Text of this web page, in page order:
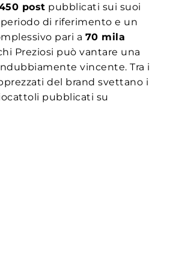
post pubblicati sui suoi
di riferimento e un
pari a 70 mila
Preziosi può vantare una
vincente. Tra i
del brand svettano i
pubblicati su